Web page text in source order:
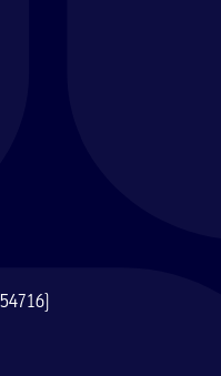
baby-landsbyboer,